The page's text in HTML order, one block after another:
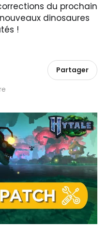
du prochain
dinosaures
!
Partager